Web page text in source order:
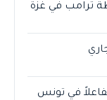
ترامب في غزة
في تونس